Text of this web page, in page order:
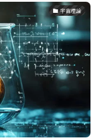
宇宙理論